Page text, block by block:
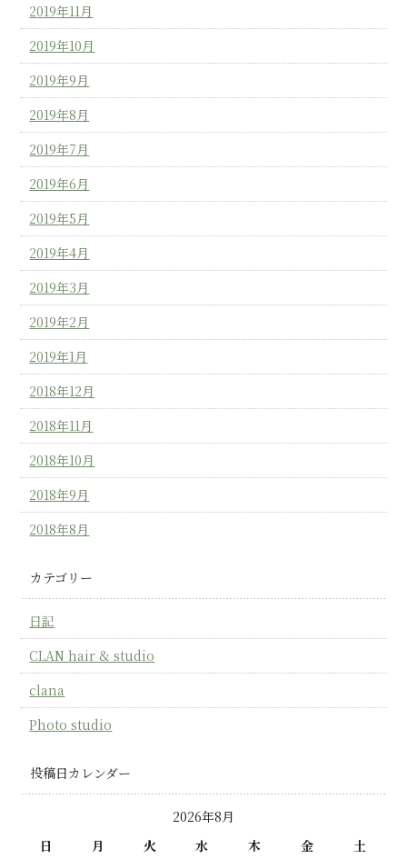
2019年11月
2019年10月
2019年9月
2019年8月
2019年7月
2019年6月
2019年5月
2019年4月
2019年3月
2019年2月
2019年1月
2018年12月
2018年11月
2018年10月
2018年9月
2018年8月
カテゴリー
日記
CLAN hair & studio
clana
Photo studio
投稿日カレンダー
2026年8月
日
月 火 水 木 金 土